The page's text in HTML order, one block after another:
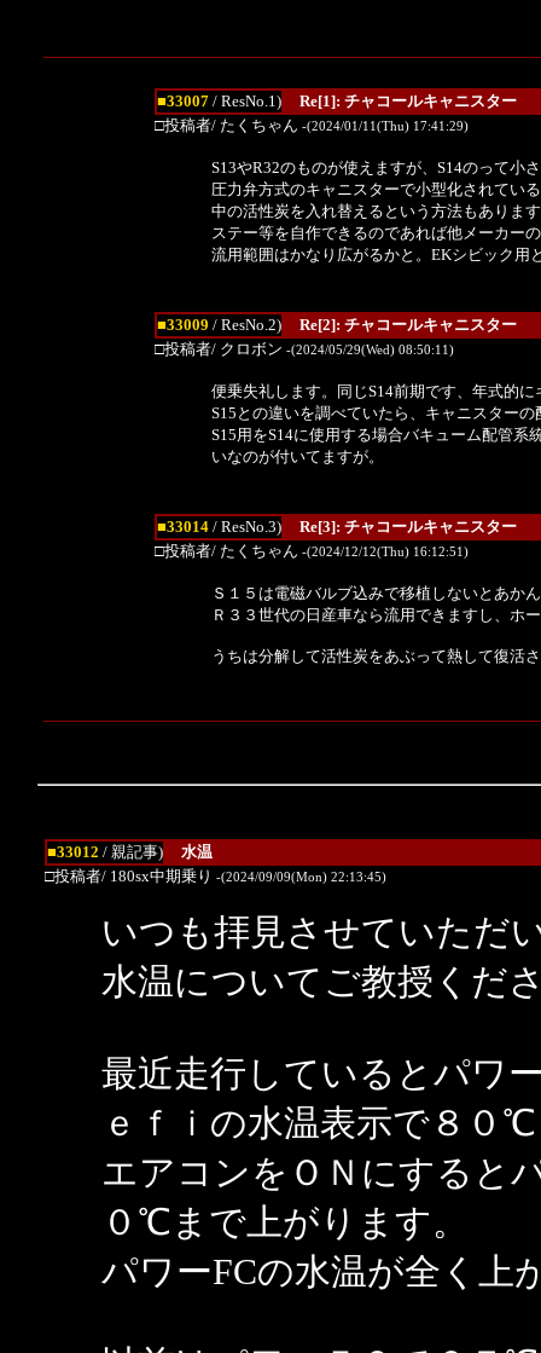
■33007/ ResNo.1)
Re[1]: チャコールキャニスター
□投稿者/ たくちゃん -(2024/01/11(Thu) 17:41:29)
S13やR32のものが使えますが、S14のって小
圧力弁方式のキャニスターで小型化されてい
中の活性炭を入れ替えるという方法もありま
ステー等を自作できるのであれば他メーカー
流用範囲はかなり広がるかと。EKシビック用
■33009 / ResNo.2)
Re[2]: チャコールキャニスター
□投稿者/ クロボン -(2024/05/29(Wed) 08:50:11)
便乗失礼します。同じS14前期です、年式的
S15との違いを調べていたら、キャニスターの
S15用をS14に使用する場合バキューム配管系
いなのが付いてますが。
■33014/ ResNo.3)
Re[3]: チャコールキャニスター
□投稿者/ たくちゃん -(2024/12/12(Thu) 16:12:51)
Ｓ１５は電磁バルブ込みで移植しないとあか
Ｒ３３世代の日産車なら流用できますし、ホ
うちは分解して活性炭をあぶって熱して復活
■33012 / 親記事)
水温
□投稿者/ 180sx中期乗り -(2024/09/09(Mon) 22:13:45)
いつも拝見させていただ
水温についてご教授くだ
最近走行しているとパワ
ｅｆｉの水温表示で８０℃
エアコンをＯＮにすると
０℃まで上がります。
パワーFCの水温が全く上